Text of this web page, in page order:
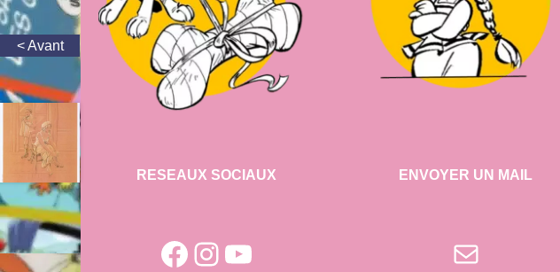
RESEAUX SOCIAUX
Facebook
Instagram
YouTube
ENVOYER UN MAIL
E-mail